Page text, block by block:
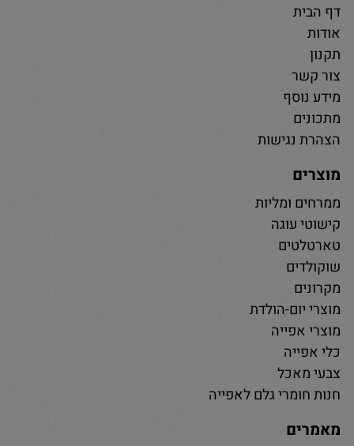
דף הבית
אודות
תקנון
צור קשר
מידע נוסף
מתכונים
הצהרת נגישות
מוצרים
ממרחים ומליות
קישוטי עוגה
טארטלטים
שוקולדים
מקרונים
מוצרי יום-הולדת
מוצרי אפייה
כלי אפייה
צבעי מאכל
חנות חומרי גלם לאפייה
מאמרים